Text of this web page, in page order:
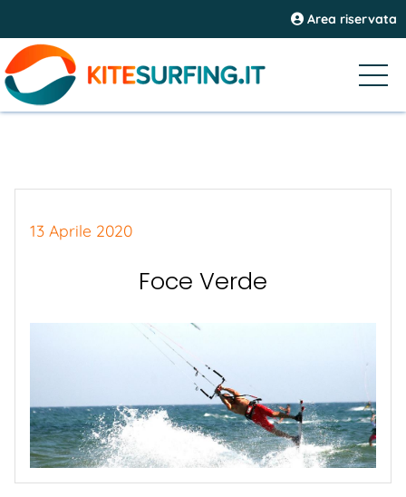
Area riservata
13 Aprile 2020
Foce Verde